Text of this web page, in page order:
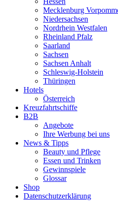
Mecklenburg
Niedersachsen
Nordrhein Westfalen
Rheinland Pfalz
Saarland
Sachsen
Sachsen Anhalt
Schleswig-Holstein
Thüringen
Hotels
Österreich
Kreuzfahrtschiffe
B2B
Angebote
Ihre Werbung bei uns
News & Tipps
Beauty und Pflege
Essen und Trinken
Gewinnspiele
Glossar
Shop
Datenschutzerklärung